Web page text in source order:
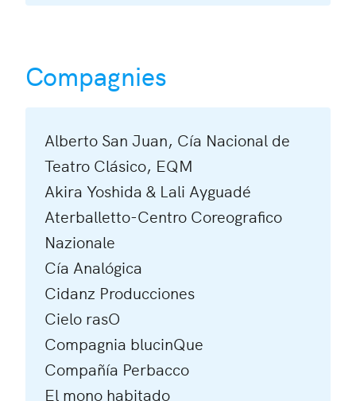
Compagnies
Alberto San Juan, Cía Nacional de
Teatro Clásico, EQM
Akira Yoshida & Lali Ayguadé
Aterballetto-Centro Coreografico
Nazionale
Cía Analógica
Cidanz Producciones
Cielo rasO
Compagnia blucinQue
Compañía Perbacco
El mono habitado